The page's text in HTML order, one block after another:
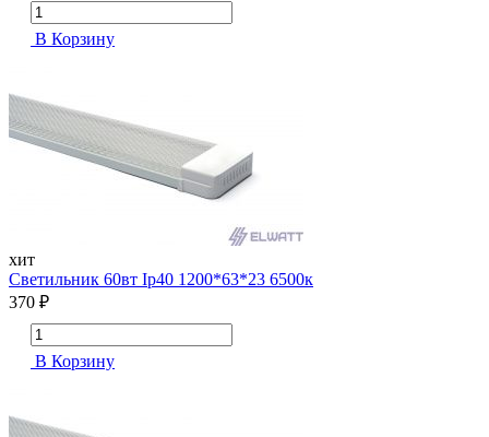
В Корзину
хит
Cветильник 60вт Ip40 1200*63*23 6500к
370 ₽
В Корзину